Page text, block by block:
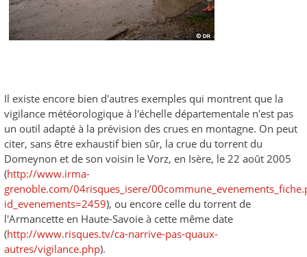
Il existe encore bien d'autres exemples qui montrent que la
vigilance météorologique à l'échelle départementale n'est pas
un outil adapté à la prévision des crues en montagne. On peut
citer, sans être exhaustif bien sûr, la crue du torrent du
Domeynon et de son voisin le Vorz, en Isère, le 22 août 2005
(http://www.irma-
grenoble.com/04risques_isere/
id_evenements=2459), ou encore celle du torrent de
l'Armancette en Haute-Savoie à cette même date
(http://www.risques.tv/ca-narrive-pas-quaux-
autres/vigilance.php).